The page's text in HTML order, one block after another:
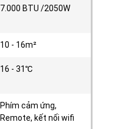
7.000 BTU /2050W
10 - 16m²
16 - 31℃
Phím cảm ứng,
Remote, kết nối wifi